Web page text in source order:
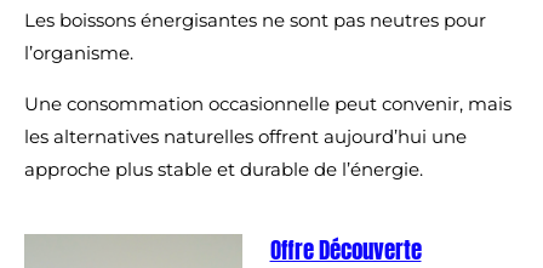
Les boissons énergisantes ne sont pas neutres pour
l’organisme.
Une consommation occasionnelle peut convenir, mais
les alternatives naturelles offrent aujourd’hui une
approche plus stable et durable de l’énergie.
Offre Découverte